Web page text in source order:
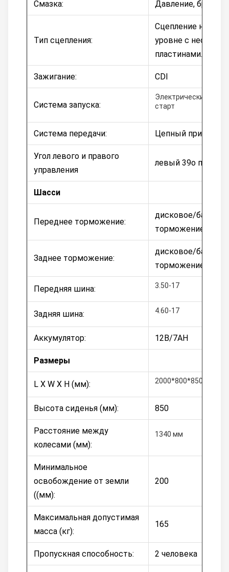
Смазка: Давление, брызги.
Тип сцепления:
Сцепление на
уровне с
пластинами.
Зажигание: CDI
Система запуска:
Электрический/
старт
Система передачи: Цепный привод
Угол левого и правого
управления
левый 39o правый
Шасси
Переднее торможение:
дисковое/
торможение
Заднее торможение:
дисковое/
торможение
Передняя шина: 3.50-17
Задняя шина: 4.60-17
Аккумулятор: 12В/7AH
Размеры
L X W X H (мм): 2000*800*850
Высота сиденья (мм): 850
Расстояние между
колесами (мм):
1340 мм
Минимальное
освобождение от земли
((мм):
200
Максимальная допустимая
масса (кг):
165
Пропускная способность: 2 человека